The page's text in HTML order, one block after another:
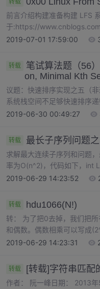
转载
前言介绍构建准备构建 LFS
于:https://
2019-07-01 17:59:00
转载
笔试算法题（56
on, Minimal Kth
议题：快速排序实现之五（
系统栈空间不足够快速排序
的每一次划分结果 （将left和
2019-06-30 00:49:27
转载 最长子序列问题
求解最大连续子序列和问题
率为O(n^2)，代码如下，int LS(){ int Max=-999999999; for( int i=0;i<n;i++) { int sum=0; for(
sum...
2019-06-29 14:23:52
转载 hdu1066(N!)
转： 为了把0去掉，我们把
和偶数。偶数相乘可以写成
2019-06-29 14:23:31
转载 [转载]字符串匹配
作者： 阮一峰日期： 2013